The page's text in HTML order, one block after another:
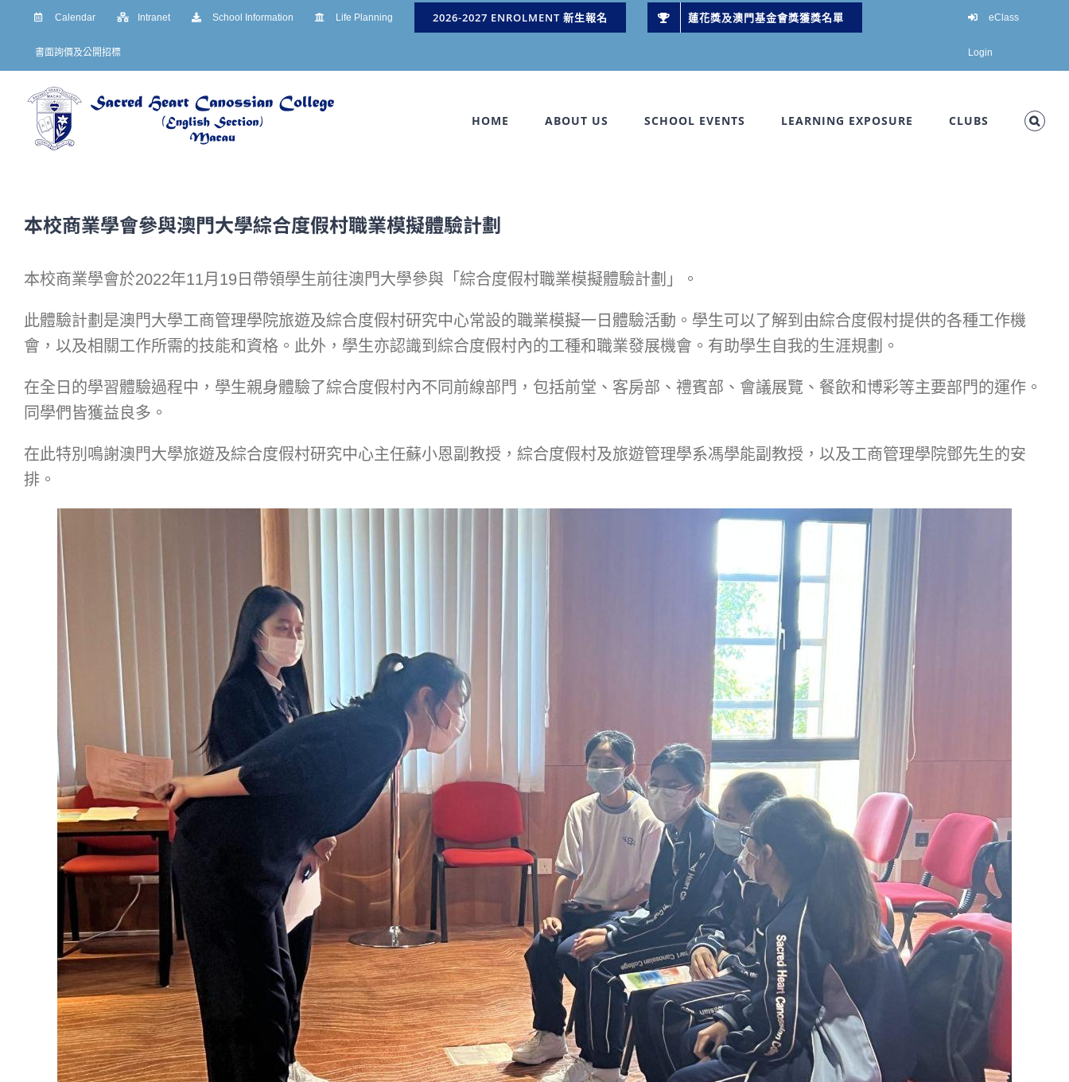
Calendar Intranet School Information Life Planning 2026-2027 ENROLMENT 新生報名 蓮花獎及澳門基金會獎獲獎名單
書面詢價及公開招標
eClass
Login
HOME ABOUT US SCHOOL EVENTS LEARNING EXPOSURE CLUBS
本校商業學會參與澳門大學綜合度假村職業模擬體驗計劃
本校商業學會於2022年11月19日帶領學生前往澳門大學參與「綜合度假村職業模擬體驗計劃」。
此體驗計劃是澳門大學工商管理學院旅遊及綜合度假村研究中心常設的職業模擬一日體驗活動。學生可以了解到由綜合度假村提供的各種工作機
會，以及相關工作所需的技能和資格。此外，學生亦認識到綜合度假村內的工種和職業發展機會。有助學生自我的生涯規劃。
在全日的學習體驗過程中，學生親身體驗了綜合度假村內不同前線部門，包括前堂、客房部、禮賓部、會議展覽、餐飲和博彩等主要部門的運作。
同學們皆獲益良多。
在此特別鳴謝澳門大學旅遊及綜合度假村研究中心主任蘇小恩副教授，綜合度假村及旅遊管理學系馮學能副教授，以及工商管理學院鄧先生的安
排。